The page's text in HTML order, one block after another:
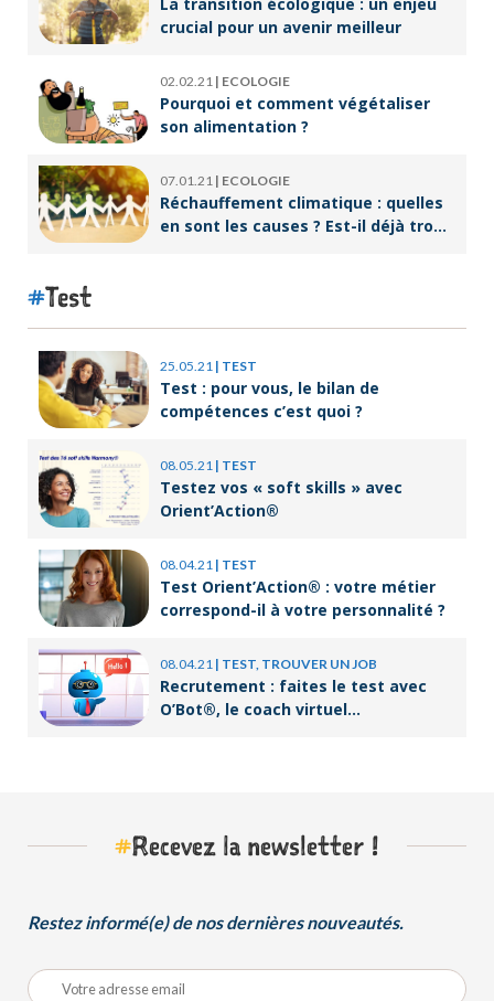
crucial pour un avenir meilleur
02.02.21 | ECOLOGIE
Pourquoi et comment végétaliser
son alimentation ?
07.01.21 | ECOLOGIE
Réchauffement climatique : quelles
en sont les causes ? Est-il déjà trop
Test
25.05.21 | TEST
Test : pour vous, le bilan de
compétences c’est quoi ?
08.05.21 | TEST
Testez vos « soft skills » avec
Orient’Action®
08.04.21 | TEST
Test Orient’Action® : votre métier
correspond-il à votre personnalité ?
08.04.21 | TEST, TROUVER UN JOB
Recrutement : faites le test avec
O’Bot®, le coach virtuel
#Recevez la newsletter !
Restez informé(e) de nos dernières nouveautés.